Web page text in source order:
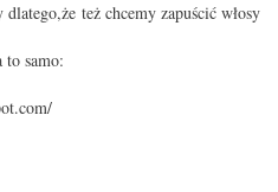
też chcemy zapuścić włosy
samo: